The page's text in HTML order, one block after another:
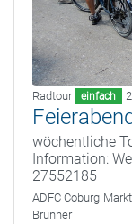
Radtour einfach
wöchentliche
Information:
27552185
ADFC Coburg
Brunner